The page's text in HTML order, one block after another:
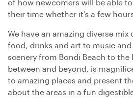
of how newcomers will be able
their time whether it’s a few
We have an amazing diverse
food, drinks and art to music
scenery from Bondi Beach to the
between and beyond, is
to amazing places and present
about the areas in a fun